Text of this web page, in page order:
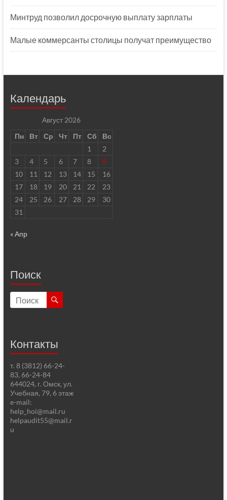
Минтруд позволил досрочную выплату зарплаты
Малые коммерсанты столицы получат преимущество
Календарь
Август 2026
Пн
Вт Ср Чт Пт Сб
Вс
1
2
3
4 5 6 7 8
9
10
11 12 13 14 15
16
17
18 19 20 21 22
23
24
25 26 27 28 29
30
31
« Апр
Поиск
Контакты
т. 8 (3812) 66-24-
83, 66-24-84
644024, г. Омск, ул.
Учебная, 79, 6 этаж
e-mail:
help_hoi@mail.ru
helpaudit55@mail.r
u